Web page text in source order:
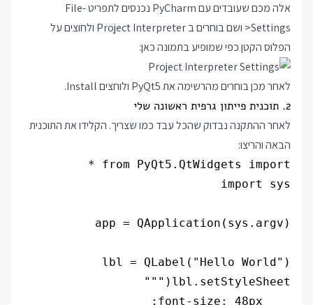
אלה מכם שעובדים עם PyCharm נכנסים לתפריט File-
>Settings ושם בוחרים ב Project Interpreter ולחוצים על
הפלוס הקטן כפי שמופיע בתמונה כאן:
לאחר מכן בוחרים מהרשימה את PyQt5 ולוחצים Install.
2. תוכנית פייתון גרפית ראשונה שלי
לאחר ההתקנה נבדוק שהכל עבד כמו שצריך. הקלידו את התוכנית
הבאה והריצו: